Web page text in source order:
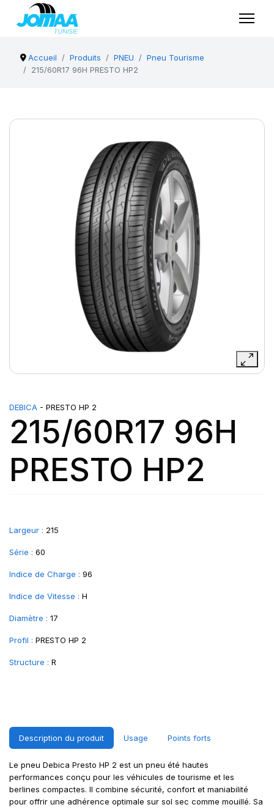
Accueil Produits PNEU
Pneu Tourisme
215/60R17 96H PRESTO HP2
DEBICA - PRESTO HP 2
215/60R17 96H
PRESTO HP2
Largeur : 215
Série : 60
Indice de Charge : 96
Indice de Vitesse : H
Diamètre : 17
Profil : PRESTO HP 2
Structure : R
Description du produit Usage Points forts
Le pneu Debica Presto HP 2 est un pneu été hautes
performances conçu pour les véhicules de tourisme et les
berlines compactes. Il combine sécurité, confort et maniabilité
pour offrir une adhérence optimale sur sol sec comme mouillé. Sa